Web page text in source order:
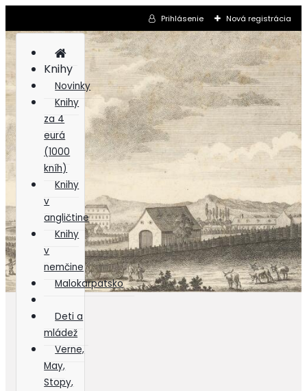
Prihlásenie Nová registrácia
Knihy
Novinky
Knihy
za 4
eurá
(1000
kníh)
Knihy
v
angličtine
Knihy
v
nemčine
Malokarpatsko
Deti a
mládež
Verne,
May,
Stopy,